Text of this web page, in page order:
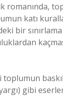
romanında,
katı
bir
gibi